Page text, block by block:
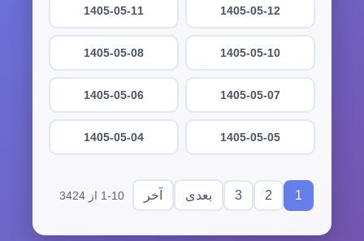
1405-05-12
1405-05-11
1405-05-10
1405-05-08
1405-05-07
1405-05-06
1405-05-05
1405-05-04
1
2
3 بعدی آخر 1-10 از 3424